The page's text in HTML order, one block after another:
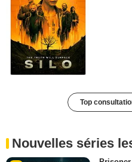
Top
Nouvelles séries